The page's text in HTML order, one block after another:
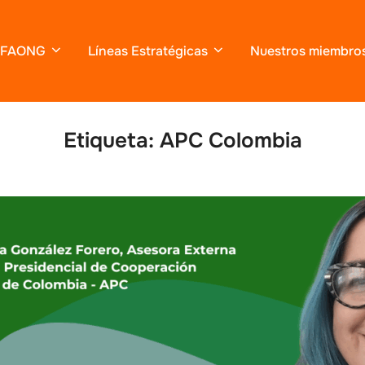
FAONG Líneas Estratégicas Nuestros
Etiqueta: APC Colombia